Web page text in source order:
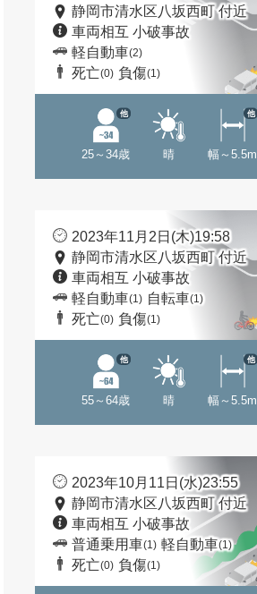
静岡市清水区八坂西町 付近
車両相互 小破事故
軽自動車(2)
死亡(0) 負傷(1)
25～34歳
他
晴 幅～5.5m
他
2023年11月2日(木)19:58
静岡市清水区八坂西町 付近
車両相互 小破事故
軽自動車(1) 自転車(1)
死亡(0) 負傷(1)
55～64歳
他
晴 幅～5.5m
他
2023年10月11日(水)23:55
静岡市清水区八坂西町 付近
車両相互 小破事故
普通乗用車(1) 軽自動車(1)
死亡(0) 負傷(1)